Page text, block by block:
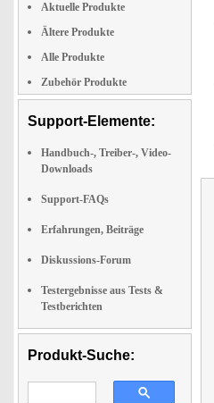
Aktuelle Produkte
Ältere Produkte
Alle Produkte
Zubehör Produkte
Support-Elemente:
Handbuch-, Treiber-, Video-
Downloads
Support-FAQs
Erfahrungen, Beiträge
Diskussions-Forum
Testergebnisse aus Tests &
Testberichten
Produkt-Suche: